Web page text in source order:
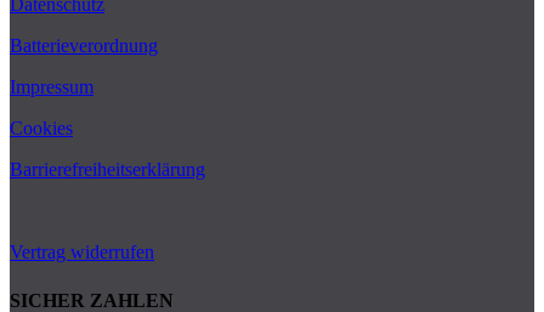
Datenschutz
Batterieverordnung
Impressum
Cookies
Barrierefreiheitserklärung
Vertrag widerrufen
SICHER ZAHLEN